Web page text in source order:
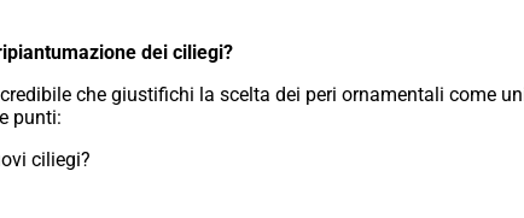
dei ciliegi?
che giustifichi la scelta dei peri ornamentali come
punti:
ciliegi?